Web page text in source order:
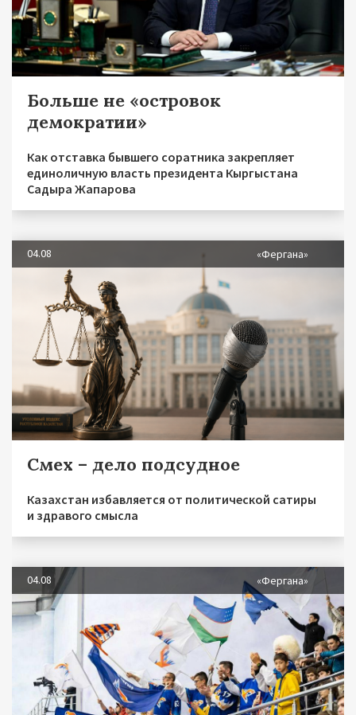
Больше не «островок
демократии»
Как отставка бывшего соратника закрепляет
единоличную власть президента Кыргыстана
Садыра Жапарова
04.08 «Фергана»
Смех – дело подсудное
Казахстан избавляется от политической сатиры
и здравого смысла
04.08 «Фергана»